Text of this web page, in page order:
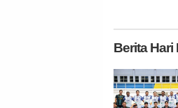
BeritaHari